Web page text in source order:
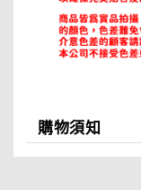
購物須知